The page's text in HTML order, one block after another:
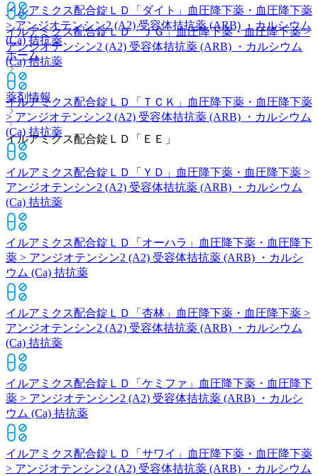
イルアミクス配合錠ＬＤ「ダイト」
血圧降下薬・血圧降下薬
> アンジオテンシン2 (A2) 受容体拮抗薬 (ARB) ・カルシウム
(Ca) 拮抗薬
ホーム
薬剤情報
イルアミクス配合錠ＬＤ「ＥＥ」
イルアミクス配合錠ＬＤ「ＪＧ」血圧降下薬・血圧降下薬 >
アンジオテンシン2 (A2) 受容体拮抗薬 (ARB) ・カルシウム
(Ca) 拮抗薬
イルアミクス配合錠ＬＤ「ＴＣＫ」
血圧降下薬・血圧降下薬
> アンジオテンシン2 (A2) 受容体拮抗薬 (ARB) ・カルシウム
(Ca) 拮抗薬
イルアミクス配合錠ＬＤ「ＹＤ」
血圧降下薬・血圧降下薬 >
アンジオテンシン2 (A2) 受容体拮抗薬 (ARB) ・カルシウム
(Ca) 拮抗薬
イルアミクス配合錠ＬＤ「オーハラ」
血圧降下薬・血圧降下
薬 > アンジオテンシン2 (A2) 受容体拮抗薬 (ARB) ・カルシ
ウム (Ca) 拮抗薬
イルアミクス配合錠ＬＤ「杏林」
血圧降下薬・血圧降下薬 >
アンジオテンシン2 (A2) 受容体拮抗薬 (ARB) ・カルシウム
(Ca) 拮抗薬
イルアミクス配合錠ＬＤ「ケミファ」
血圧降下薬・血圧降下
薬 > アンジオテンシン2 (A2) 受容体拮抗薬 (ARB) ・カルシ
ウム (Ca) 拮抗薬
イルアミクス配合錠ＬＤ「サワイ」
血圧降下薬・血圧降下薬
> アンジオテンシン2 (A2) 受容体拮抗薬 (ARB) ・カルシウム